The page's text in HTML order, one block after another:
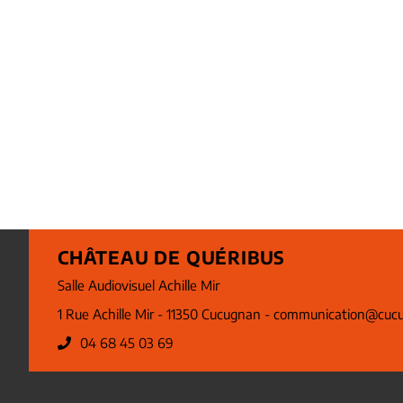
CHÂTEAU DE QUÉRIBUS
Salle Audiovisuel Achille Mir
1 Rue Achille Mir - 11350 Cucugnan -
04 68 45 03 69